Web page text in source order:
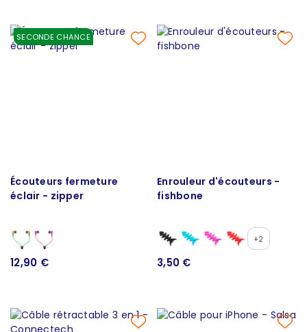
SECONDE CHANCE
Écouteurs fermeture
éclair - zipper
12,90 €
Enrouleur d'écouteurs -
fishbone
+2
3,50 €